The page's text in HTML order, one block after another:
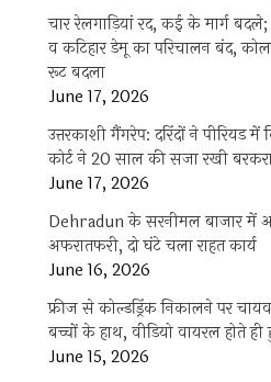
चार रेलगाड़ियां रद, कई के मार्ग
व कटिहार डेमू का परिचालन बंद,
रूट बदला
June 17, 2026
उत्तरकाशी गैंगरेप: दरिंदों ने पीरियड में
कोर्ट ने 20 साल की सजा रखी
June 17, 2026
Dehradun के सरनीमल बाजार में
अफरातफरी, दो घंटे चला राहत कार्य
June 16, 2026
फ्रीज से कोल्डड्रिंक निकालने पर
बच्चों के हाथ, वीडियो वायरल होते
June 15, 2026